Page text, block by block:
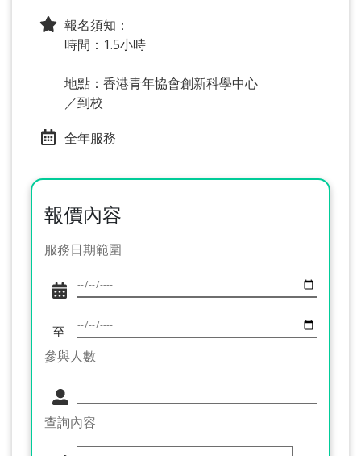
報名須知：
時間：1.5小時
地點：香港青年協會創新科學中心
／到校
全年服務
報價內容
服務日期範圍
至
參與人數
查詢內容